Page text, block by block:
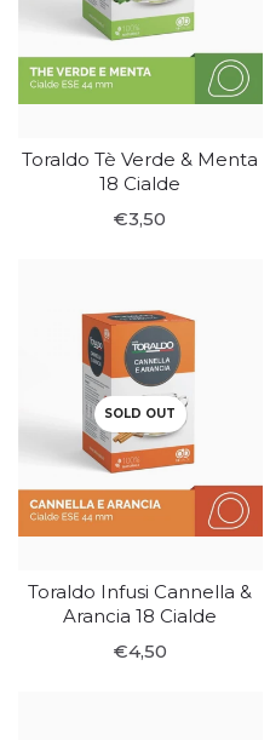
Toraldo Tè Verde & Menta
18 Cialde
€3,50
SOLD OUT
Toraldo Infusi Cannella &
Arancia 18 Cialde
€4,50